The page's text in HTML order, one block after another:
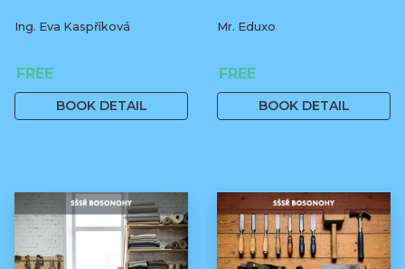
Ing. Eva Kaspříková
FREE
BOOK DETAIL
Mr. Eduxo
FREE
BOOK DETAIL